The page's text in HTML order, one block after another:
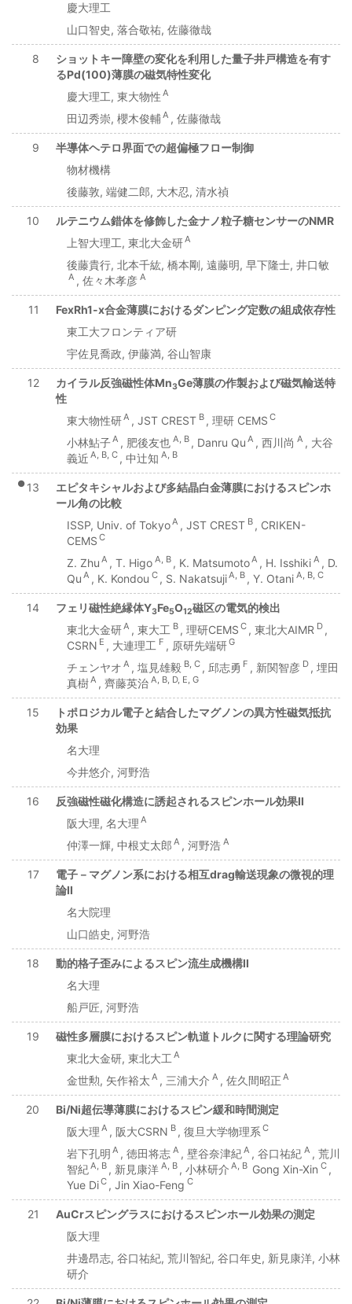
慶大理工
山口智史, 落合敬祐, 佐藤徹哉
8
ショットキー障壁の変化を利用した量子井戸構造を有す
るPd(100)薄膜の磁気特性変化
慶大理工, 東大物性 A
田辺秀崇, 櫻木俊輔 A , 佐藤徹哉
9
半導体ヘテロ界面での超偏極フロー制御
物材機構
後藤敦, 端健二郎, 大木忍, 清水禎
10
ルテニウム錯体を修飾した金ナノ粒子糖センサーのNMR
上智大理工, 東北大金研A
後藤貴行, 北本千紘, 橋本剛, 遠藤明, 早下隆士, 井口敏
A , 佐々木孝彦 A
11
FexRh1-x合金薄膜におけるダンピング定数の組成依存性
東工大フロンティア研
宇佐見喬政, 伊藤満, 谷山智康
12 カイラル反強磁性体Mn3Ge薄膜の作製および磁気輸送特
性
東大物性研A , JST CREST B , 理研 CEMS C
小林鮎子A , 肥後友也 A, B , Danru Qu A , 西川尚 A , 大谷
義近 A, B, C , 中辻知 A, B
● 13
エピタキシャルおよび多結晶白金薄膜におけるスピンホ
ール角の比較
ISSP, Univ. of TokyoA , JST CREST B , CRIKEN-
CEMS C
Z. Zhu A , T. Higo A, B , K. MatsumotoA , H. Isshiki A , D.
Qu A , K. Kondou C , S. NakatsujiA, B , Y. Otani A, B, C
14 フェリ磁性絶縁体Y3Fe5O12磁区の電気的検出
東北大金研A , 東大工 B , 理研CEMS C , 東北大AIMR D ,
CSRN E , 大連理工 F , 原研先端研G
チェンヤオ A , 塩見雄毅 B, C , 邱志勇 F , 新関智彦 D , 埋田
真樹A , 齊藤英治 A, B, D, E, G
15
トポロジカル電子と結合したマグノンの異方性磁気抵抗
効果
名大理
今井悠介, 河野浩
16
反強磁性磁化構造に誘起されるスピンホール効果II
阪大理, 名大理 A
仲澤一輝, 中根丈太郎 A , 河野浩 A
17
電子－マグノン系における相互drag輸送現象の微視的理
論II
名大院理
山口皓史, 河野浩
18
動的格子歪みによるスピン流生成機構II
名大理
船戸匠, 河野浩
19
磁性多層膜におけるスピン軌道トルクに関する理論研究
東北大金研, 東北大工 A
金世勲, 矢作裕太 A , 三浦大介 A , 佐久間昭正 A
20
Bi/Ni超伝導薄膜におけるスピン緩和時間測定
阪大理 A , 阪大CSRN B , 復旦大学物理系 C
岩下孔明 A , 徳田将志 A , 壁谷奈津紀A , 谷口祐紀 A , 荒川
智紀A, B , 新見康洋 A, B , 小林研介 A, B Gong Xin-Xin C ,
Yue DiC , Jin Xiao-Feng C
21
AuCrスピングラスにおけるスピンホール効果の測定
阪大理
井邊昂志, 谷口祐紀, 荒川智紀, 谷口年史, 新見康洋, 小林
研介